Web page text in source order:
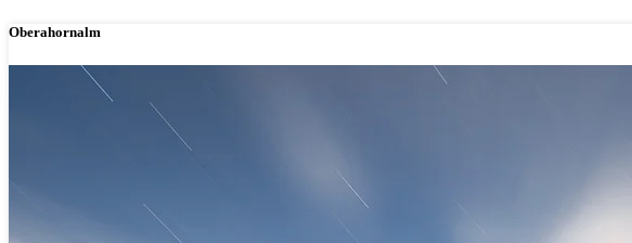
Oberahornalm